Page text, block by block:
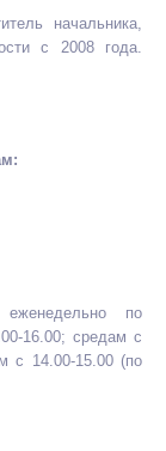
начальника,
с 2008 года.
по
16.00; средам с
с 14.00-15.00 (по